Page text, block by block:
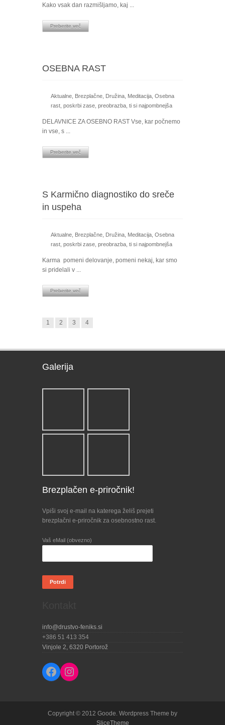
Kako vsak dan razmišljamo, kaj ...
Preberite več
OSEBNA RAST
Aktualne Brezplačne Družina Meditacija Osebna
rast poskrbi zase preobrazba ti si najpombnejša
DELAVNICE ZA OSEBNO RAST Vse, kar počnemo
in vse, s ...
Preberite več
S Karmično diagnostiko do sreče
in uspeha
Aktualne Brezplačne Družina Meditacija Osebna
rast poskrbi zase preobrazba ti si najpombnejša
Karma pomeni delovanje, pomeni nekaj, kar smo
si pridelali v ...
Preberite več
1 2 3 4
Galerija
Brezplačen e-priročnik!
Vpiši svoj e-mail na katerega želiš prejeti
brezplačni e-priročnik za osebnostno rast.
Vaš eMail (obvezno)
info@drustvo-feniks.si
+386 51 413 354
Vinjole 2, 6320 Portorož
Facebook
Instagram
Copyright © 2012 Goode. Wordpress Theme by
SliceTheme